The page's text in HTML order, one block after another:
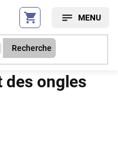
Recherche
des ongles